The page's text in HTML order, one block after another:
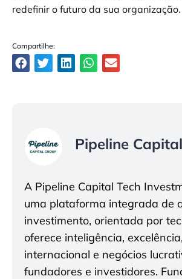
redefinir o futuro da sua organização.
Compartilhe:
Pipeline Capital
A Pipeline Capital Tech
uma plataforma integrada de
investimento, orientada por
oferece inteligência,
internacional e negócios
fundadores e investidores.